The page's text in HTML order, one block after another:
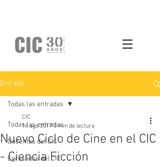
Entrada
Todas las entradas
Docentes del CIC
Egresados del CIC
Todas las entradas
Nuevo Ciclo de Cine en el CIC
- Ciencia Ficción
CIC
16 ago 2017 3 min de lectura